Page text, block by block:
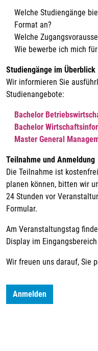
Welche Studiengänge
Format an?
Welche
Wie bewerbe ich mich
Studiengänge im Überblick
Wir informieren Sie
Studienangebote:
Bachelor
Bachelor
Master General
Teilnahme und Anmeldung
Die Teilnahme ist
planen können, bitten wir
24 Stunden vor
Formular.
Am Veranstaltungstag
Display im Eingangsbereich
Wir freuen uns darauf, Sie
Anmelden